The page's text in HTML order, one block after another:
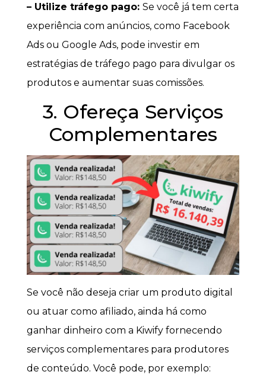
– Utilize tráfego pago: Se você já tem certa
experiência com anúncios, como Facebook
Ads ou Google Ads, pode investir em
estratégias de tráfego pago para divulgar os
produtos e aumentar suas comissões.
3. Ofereça Serviços
Complementares
Se você não deseja criar um produto digital
ou atuar como afiliado, ainda há como
ganhar dinheiro com a Kiwify fornecendo
serviços complementares para produtores
de conteúdo. Você pode, por exemplo: